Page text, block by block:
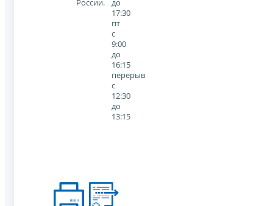
России.
до
17:30
пт
с
9:00
до
16:15
перерыв
с
12:30
до
13:15